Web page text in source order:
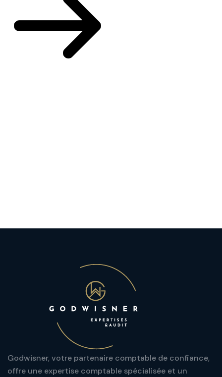
Godwisner, votre partenaire comptable de confiance,
offre une expertise comptable spécialisée et un